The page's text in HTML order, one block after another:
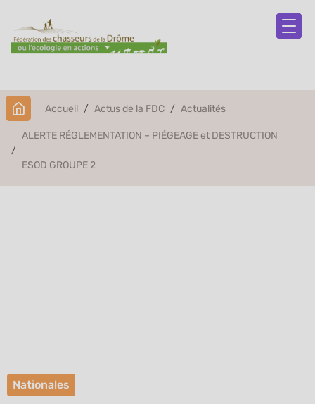
Accueil Actus de la FDC Actualités
ALERTE RÉGLEMENTATION – PIÉGEAGE et DESTRUCTION
ESOD GROUPE 2
Nationales